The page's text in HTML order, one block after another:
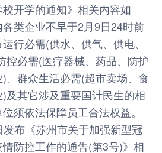
开学的通知》相关内容如
类企业不早于2月9日24时前
行必需(供水、供气、供电、
控必需(医疗器械、药品、防护
、群众生活必需(超市卖场、食
及其它涉及重要国计民生的相
须依法保障员工合法权益。
布《苏州市关于加强新型冠
防控工作的通告(第3号)》相